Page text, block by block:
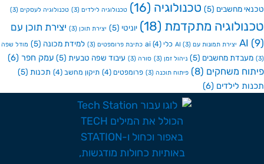
מחשבים(5) טכנולוגיה(16) טכנולוגיה לילדים(3) טכנולוגיה לעסקים(3)
מתקדמת(18) יוניטי (5) יצירת תוכן(3)
יצירת תוכן עם
AI יצירת תמונות עם AI(3) כלי ai(4) כתיבת פרומפטים(3) למידת מכונה(5) מודל שפה
מחשבים(5) ניהול זמן(3) סורה (3) עיבוד שפה טבעית(5) עמק חפר (6)
משחקים(8) פיתוח תוכנה (3) פרומפטים(4) תיקון מחשב(4) תכנות(5)
לילדים(6)